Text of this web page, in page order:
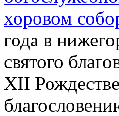
хоровом
года в
святого
XII